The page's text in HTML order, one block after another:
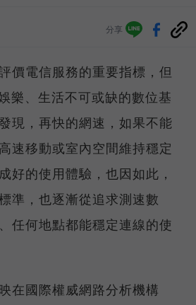
分享
價電信服務的重要指標，但
樂、生活不可或缺的數位基
現，再快的網速，如果不能
速移動或室內空間維持穩定
好的使用體驗，也因如此，
準，也逐漸從追求測速數
任何地點都能穩定連線的使
在國際權威網路分析機構